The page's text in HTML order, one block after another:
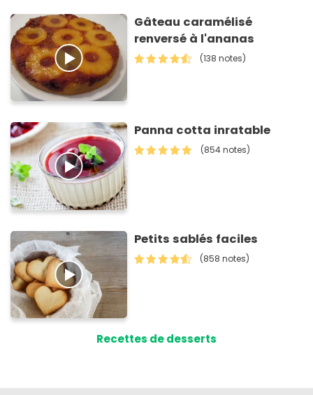
Gâteau caramélisé
renversé à l'ananas
(138 notes)
Panna cotta inratable
(854 notes)
Petits sablés faciles
(858 notes)
Recettes de desserts